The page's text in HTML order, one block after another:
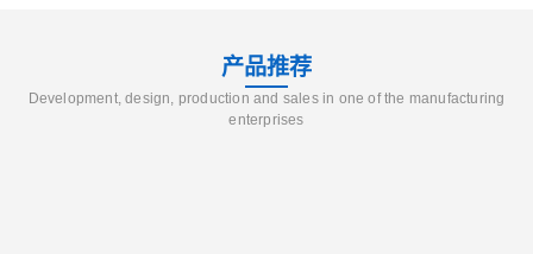
产品推荐
Development, design, production and sales in one of the manufacturing
enterprises